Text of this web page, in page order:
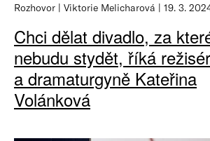
Rozhovor Viktorie Melicharová 19. 3.
Chci dělat divadlo, za
nebudu stydět, říká
a dramaturgyně Kateřina
Volánková